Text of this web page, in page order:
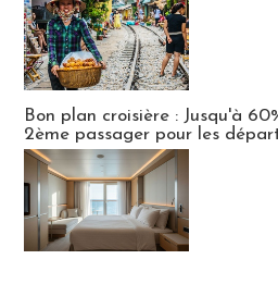
Bon plan croisière : Jusqu'à
2ème passager pour les